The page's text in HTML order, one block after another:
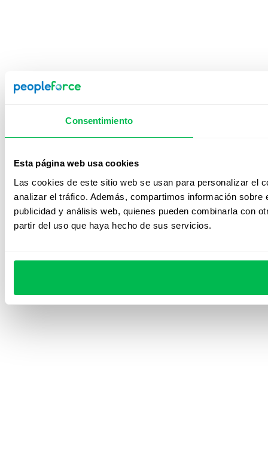
Consentimiento
Esta página web usa cookies
Las cookies de este sitio web se usan para personalizar el
analizar el tráfico. Además, compartimos información
publicidad y análisis web, quienes pueden combinarla con
partir del uso que haya hecho de sus servicios.